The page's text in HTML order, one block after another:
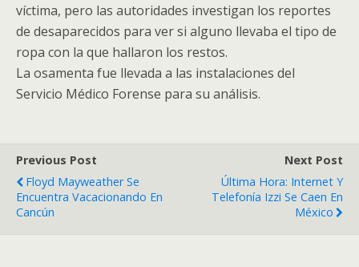
víctima, pero las autoridades investigan los reportes
de desaparecidos para ver si alguno llevaba el tipo de
ropa con la que hallaron los restos.
La osamenta fue llevada a las instalaciones del
Servicio Médico Forense para su análisis.
Previous Post
Floyd Mayweather Se
Encuentra Vacacionando En
Cancún
Next Post
Última Hora: Internet Y
Telefonía Izzi Se Caen En
México